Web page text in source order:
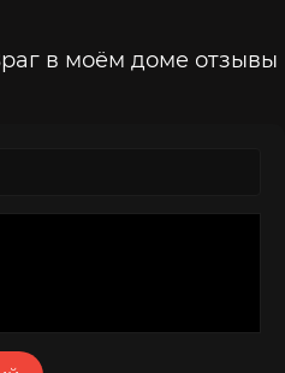
в моём доме отзывы